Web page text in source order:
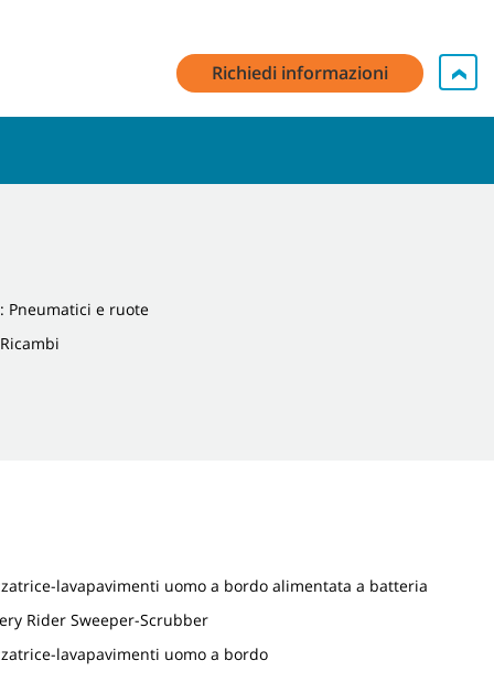
Richiedi informazioni
Pneumatici e ruote
lavapavimenti uomo a bordo alimentata a batteria
Rider Sweeper-Scrubber
lavapavimenti uomo a bordo